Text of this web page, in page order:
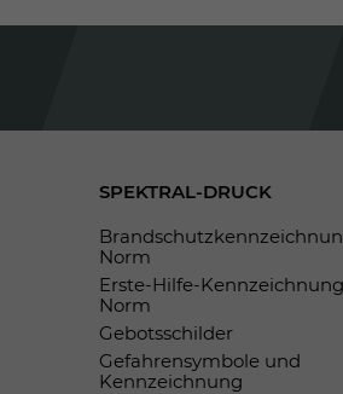
SPEKTRAL-DRUCK
Norm
Erste-Hilfe-
Norm
Gebotsschilder
Gefahrensymbole und
Kennzeichnung